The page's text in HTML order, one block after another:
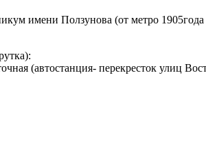
имени Ползунова (от метро
(автостанция- перекресток улиц